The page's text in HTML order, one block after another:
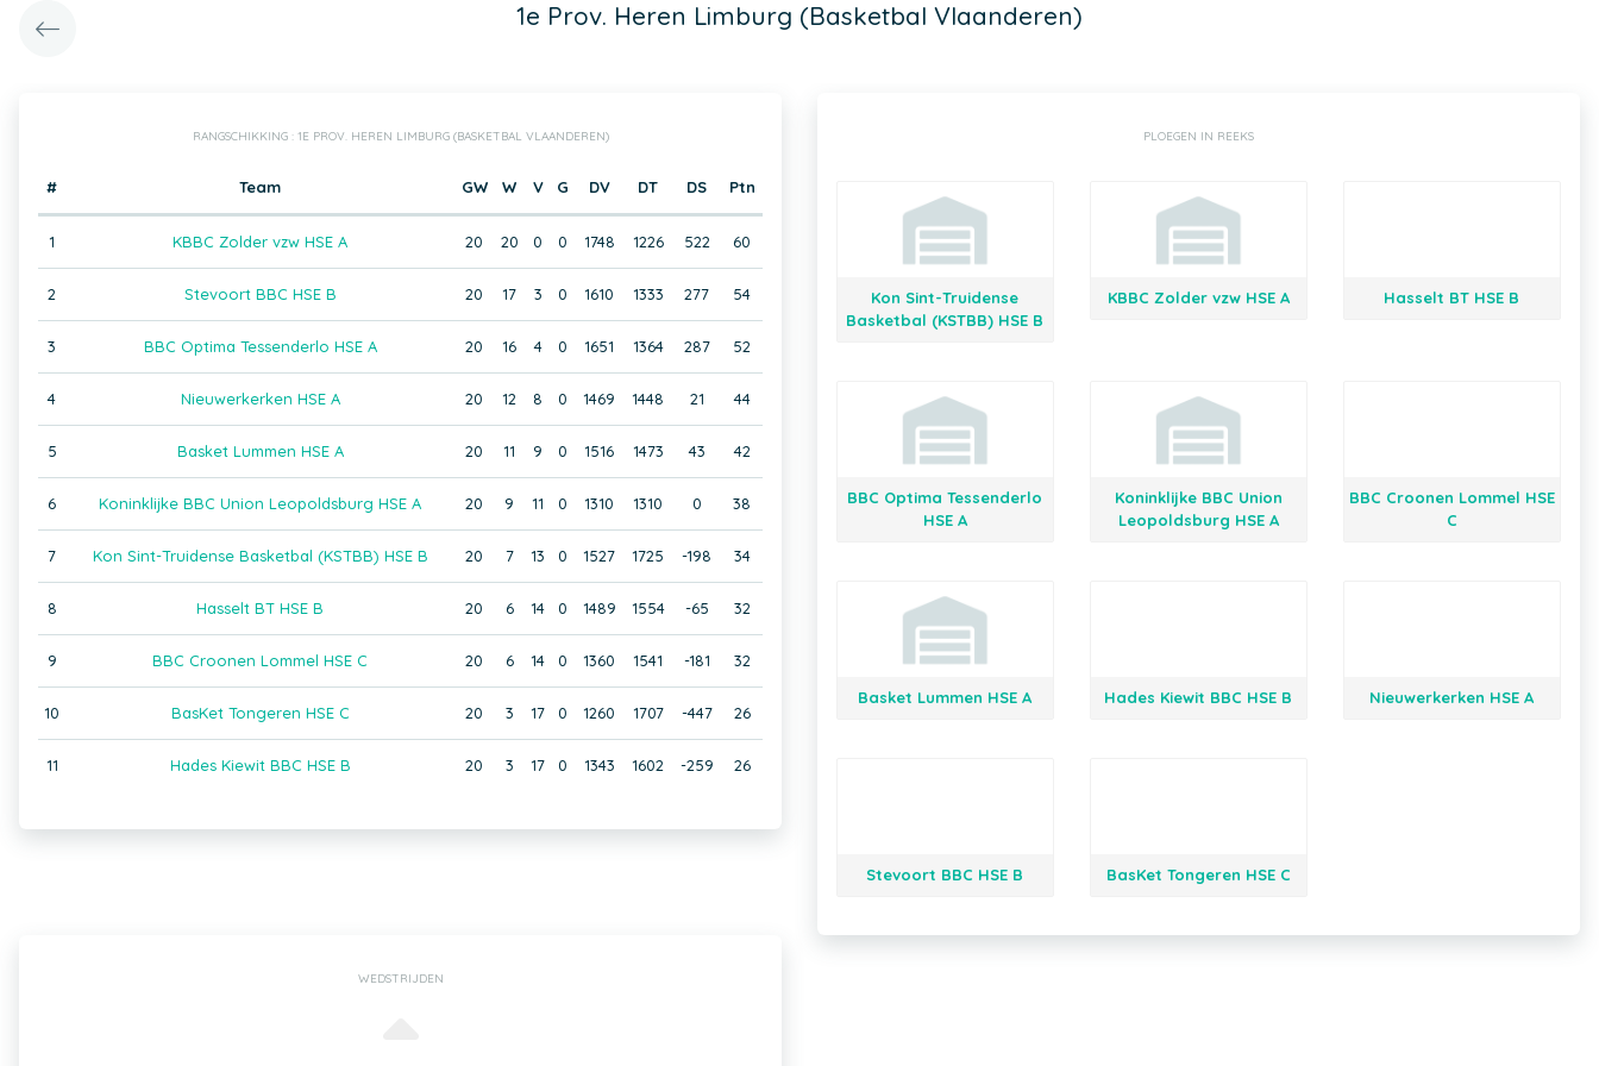
1e Prov. Heren Limburg (Basketbal Vlaanderen)
RANGSCHIKKING : 1E PROV. HEREN LIMBURG (BASKETBAL VLAANDEREN)
# Team GW W V G DV DT DS Ptn
1 KBBC Zolder vzw HSE A 20 20 0 0 1748 1226 522 60
2 Stevoort BBC HSE B 20 17 3 0 1610 1333 277 54
3 BBC Optima Tessenderlo HSE A 20 16 4 0 1651 1364 287 52
4 Nieuwerkerken HSE A 20 12 8 0 1469 1448 21 44
5 Basket Lummen HSE A 20 11 9 0 1516 1473 43 42
6 Koninklijke BBC Union Leopoldsburg HSE A 20 9 11 0 1310 1310 0 38
7 Kon Sint-Truidense Basketbal (KSTBB) HSE B 20 7 13 0 1527 1725 -198 34
8 Hasselt BT HSE B 20 6 14 0 1489 1554 -65 32
9 BBC Croonen Lommel HSE C 20 6 14 0 1360 1541 -181 32
10 BasKet Tongeren HSE C 20 3 17 0 1260 1707 -447 26
11 Hades Kiewit BBC HSE B 20 3 17 0 1343 1602 -259 26
PLOEGEN IN REEKS
Kon Sint-Truidense
Basketbal (KSTBB) HSE B
KBBC Zolder vzw HSE A Hasselt BT HSE B
BBC Optima Tessenderlo
HSE A
Koninklijke BBC Union
Leopoldsburg HSE A
BBC Croonen Lommel HSE
C
Basket Lummen HSE A Hades Kiewit BBC HSE B Nieuwerkerken HSE A
Stevoort BBC HSE B BasKet Tongeren HSE C
WEDSTRIJDEN